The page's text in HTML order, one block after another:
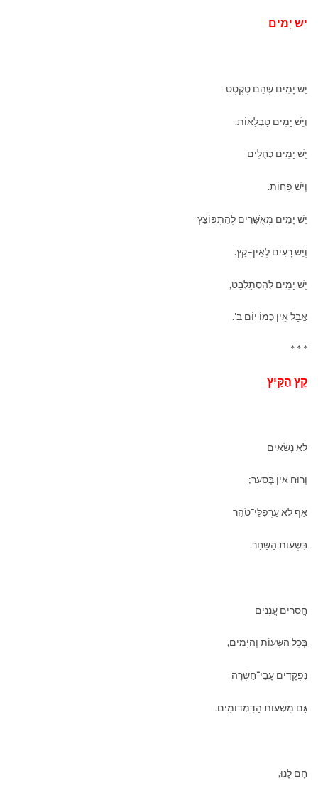
יֵשׁ יָמִים
יֵשׁ יָמִים שֶׁהֵם טֶקְסְט
וְיֵשׁ יָמִים טַבְלָאוֹת.
יֵשׁ יָמִים כְּחֻלִּים
וְיֵשׁ פָּחוֹת.
יֵשׁ יָמִים מְאֻשָּׁרִים לְהִתְפּוֹצֵץ
וְיֵשׁ רָעִים לְאֵין–קֵץ.
יֵשׁ יָמִים לְהִסְתַּלְבֵּט,
אֲבָל אֵין כְּמוֹ יוֹם ב'.
* * *
קֵץ הַקַּיִץ
לֹא נְשִׂאִים
וְרוּחַ אֵין בְּסַעַר;
אַף לֹא עַרְפִלֵּי־טֹהַר
בִּשְׁעוֹת הַשַּׁחַר.
חֲסֵרִים עֲנָנִים
בְּכָל הַשָּׁעוֹת וְהַיָּמִים,
נִפְקָדִים עָבֵי־חַשְׁרָה
גַּם מִשְּׁעוֹת הַדִּמְדּוּמִים.
חָם לָנוּ,